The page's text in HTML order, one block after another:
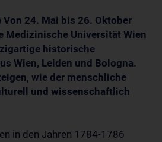
24. Mai bis 26. Oktober
Medizinische Universität Wien
historische
Wien, Leiden und Bologna.
wie der menschliche
und wissenschaftlich
in den Jahren 1784-1786